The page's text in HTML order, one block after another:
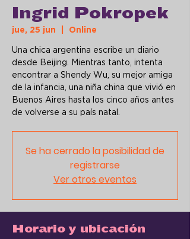
Ingrid Pokropek
jue, 25 jun Online
Una chica argentina escribe un diario
desde Beijing. Mientras tanto, intenta
encontrar a Shendy Wu, su mejor amiga
de la infancia, una niña china que vivió en
Buenos Aires hasta los cinco años antes
de volverse a su país natal.
Se ha cerrado la posibilidad de
registrarse
Ver otros eventos
Horario y ubicación